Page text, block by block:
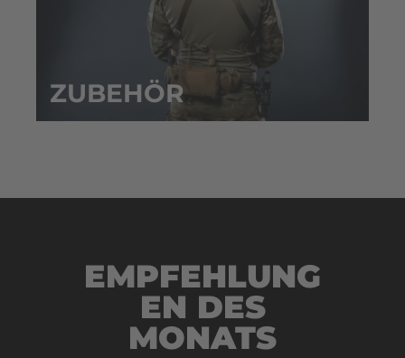
ZUBEHÖR
EMPFEHLUNG
EN DES
MONATS